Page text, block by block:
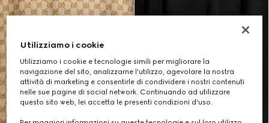
Utilizziamo i cookie
Utilizziamo i cookie e tecnologie simili per migliorare la
navigazione del sito, analizzarne l'utilizzo, agevolare la nostra
attività di marketing e consentirle di condividere i nostri contenuti
nelle sue pagine di social network. Continuando ad utilizzare
questo sito web, lei accetta le presenti condizioni d'uso.